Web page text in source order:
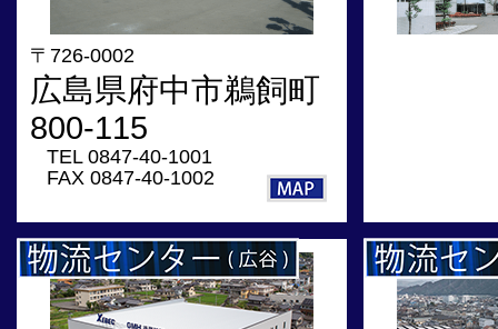
〒726-0002
広島県府中市鵜飼町
800-115
TEL 0847-40-1001
FAX 0847-40-1002